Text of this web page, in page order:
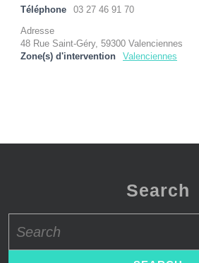
Téléphone 03 27 46 91 70
Adresse
48 Rue Saint-Géry, 59300 Valenciennes
Zone(s) d'intervention
Valenciennes
Search
for: